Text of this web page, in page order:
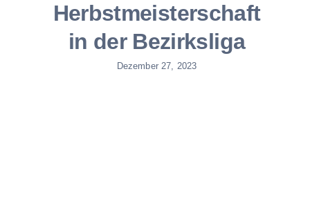
Herbstmeisterschaft
in der Bezirksliga
Dezember 27, 2023